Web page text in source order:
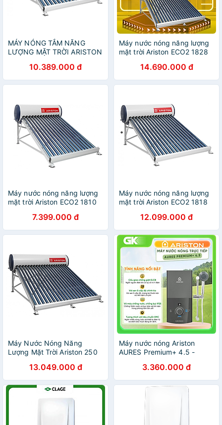
MÁY NÓNG TẮM NĂNG
LƯỢNG MẶT TRỜI ARISTON
- HÀNG CHÍNH HÃNG
10.389.000 đ
Máy nước nóng năng lượng
mặt trời Ariston ECO2 1828
chính hãng14.690.000 đ
Máy nước nóng năng lượng
mặt trời Ariston ECO2 1810
chính hãng7.399.000 đ
Máy nước nóng năng lượng
mặt trời Ariston ECO2 1818
chính hãng12.099.000 đ
Máy Nước Nóng Năng
Lượng Mặt Trời Ariston 250
Hàng chính hãng
13.049.000 đ
Máy nước nóng Ariston
AURES Premium+ 4.5 -
3.360.000 đ